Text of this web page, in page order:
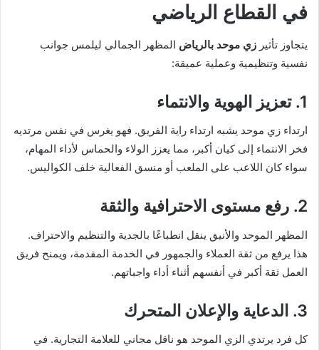
في القطاع الرياضي
يتجاوز تأثير زي موحد بالرياض المظهر الجمالي ليلمس جوانب
نفسية وتنظيمية وعملية عميقة:
1. تعزيز الهوية والانتماء
ارتداء زي موحد يشبه ارتداء راية الفريق. فهو يغرس في نفس مرتديه
فخر الانتماء إلى كيان أكبر، مما يعزز الولاء والحماس لأداء المهام،
سواء كان اللاعب على الملعب أو منسق الفعالية خلف الكواليس.
2. رفع مستوى الاحترافية والثقة
المظهر الموحد والأنيق ينقل انطباعًا بالجدية والتنظيم والاحتراف.
هذا يرفع من ثقة العملاء والجمهور في الخدمة المقدمة، ويمنح فريق
العمل ثقة أكبر في أنفسهم أثناء أداء واجباتهم.
3. الدعاية والإعلان المتحرك
كل فرد يرتدي الزي الموحد هو ناقل مجاني للعلامة التجارية. في